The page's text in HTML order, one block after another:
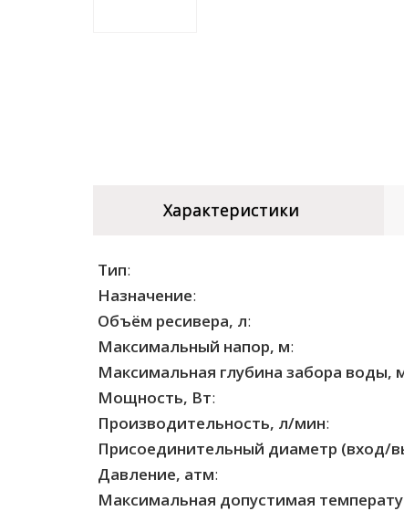
Характеристики
Тип:
Назначение:
Объём ресивера, л:
Максимальный напор, м:
Максимальная глубина забора воды,
Мощность, Вт:
Производительность, л/мин:
Присоединительный диаметр (вход/
Давление, атм:
Максимальная допустимая